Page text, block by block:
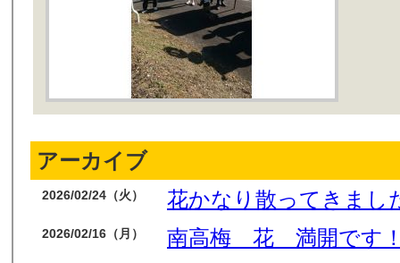
アーカイブ
2026/02/24（火） 花かなり散ってきま
2026/02/16（月） 南高梅 花 満開です